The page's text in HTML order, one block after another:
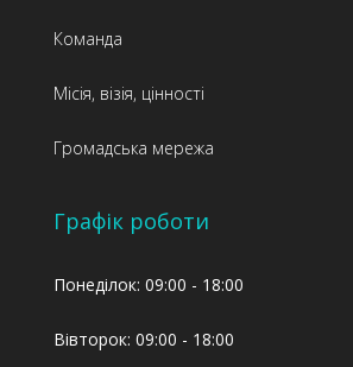
Команда
Місія, візія, цінності
Громадська мережа
Графік роботи
Понеділок: 09:00 - 18:00
Вівторок: 09:00 - 18:00